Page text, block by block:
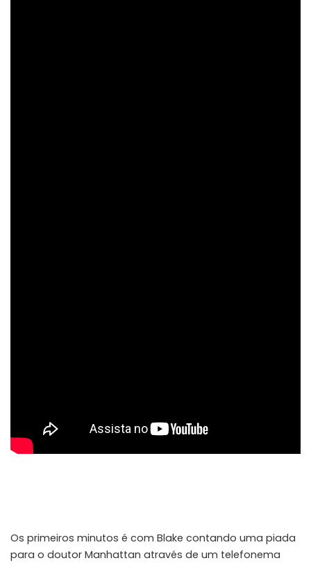
Os primeiros minutos é com Blake contando uma piada
para o doutor Manhattan através de um telefonema